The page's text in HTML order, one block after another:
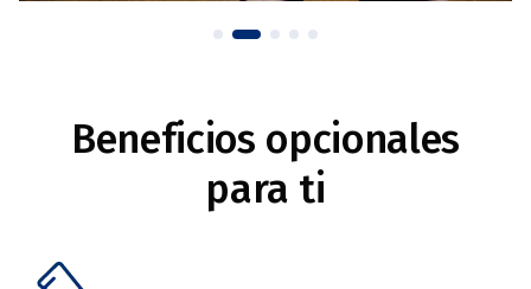
Beneficios opcionales
para ti